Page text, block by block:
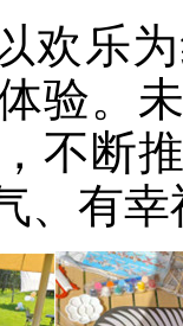
欢乐
验。
不断
、有